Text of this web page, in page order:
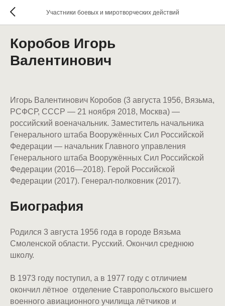
Участники боевых и миротворческих действий
Коробов Игорь
Валентинович
Игорь Валентинович Коробов (3 августа 1956, Вязьма,
РСФСР, СССР — 21 ноября 2018, Москва) —
российский военачальник. Заместитель начальника
Генерального штаба Вооружённых Сил Российской
Федерации — начальник Главного управления
Генерального штаба Вооружённых Сил Российской
Федерации (2016—2018). Герой Российской
Федерации (2017). Генерал-полковник (2017).
Биография
Родился 3 августа 1956 года в городе Вязьма
Смоленской области. Русский. Окончил среднюю
школу.
В 1973 году поступил, а в 1977 году с отличием
окончил лётное отделение Ставропольского высшего
военного авиационного училища лётчиков и